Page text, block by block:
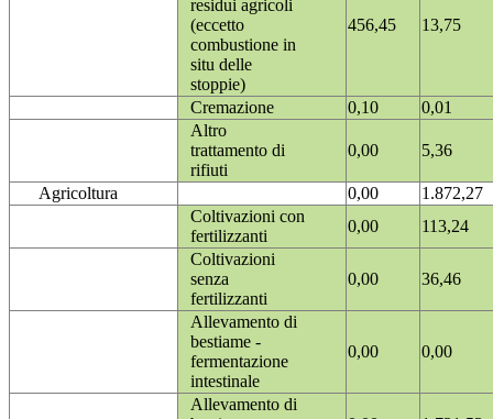
residui agricoli
(eccetto
combustione in
situ delle
stoppie)
456,45 13,75
Cremazione 0,10
0,01
Altro
trattamento di
rifiuti
0,00 5,36
Agricoltura 0,00
1.872,27
Coltivazioni con
fertilizzanti
0,00
113,24
Coltivazioni
senza
fertilizzanti
0,00 36,46
Allevamento di
bestiame -
fermentazione
intestinale
0,00 0,00
Allevamento di